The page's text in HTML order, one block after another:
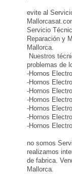
evite al
Servicio
Reparación y
Mallorca.
Nuestros
problemas de
-Hornos
-Hornos
-Hornos
-Hornos
-Hornos
-Hornos
-Hornos
no somos
realizamos
de fabrica.
Mallorca.